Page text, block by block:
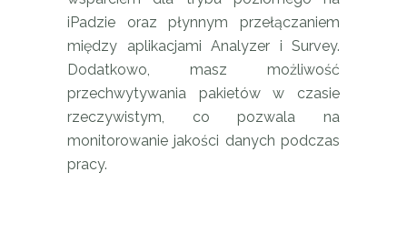
iPadzie oraz płynnym przełączaniem
między aplikacjami Analyzer i Survey.
Dodatkowo, masz możliwość
przechwytywania pakietów w czasie
rzeczywistym, co pozwala na
monitorowanie jakości danych podczas
pracy.